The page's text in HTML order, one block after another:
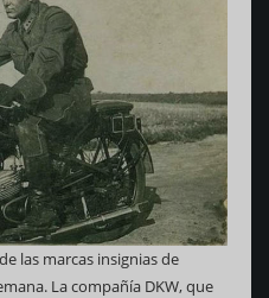
las marcas insignias de
La compañía DKW, que